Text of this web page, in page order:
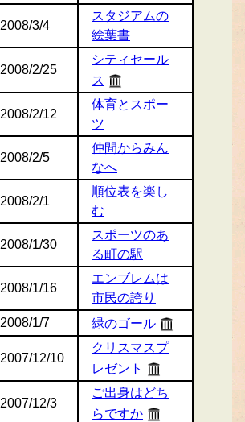
2008/3/4
スタジアムの
絵葉書
2008/2/25
シティセール
ス
2008/2/12
体育とスポー
ツ
2008/2/5
仲間からみん
なへ
2008/2/1
順位表を楽し
む
2008/1/30
スポーツのあ
る町の駅
2008/1/16
エンブレムは
市民の誇り
2008/1/7 緑のゴール
2007/12/10
クリスマスプ
レゼント
2007/12/3
ご出身はどち
らですか